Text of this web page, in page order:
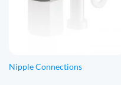
Nipple Connections